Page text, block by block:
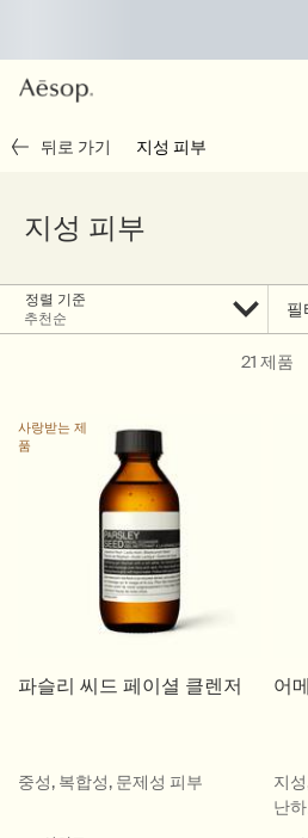
뒤로 가기 지성 피부
지성 피부
정렬 기준 필
21 제품
사랑받는 제
품
파슬리 씨드 페이셜 클렌저
중성, 복합성, 문제성 피부
어
지
난